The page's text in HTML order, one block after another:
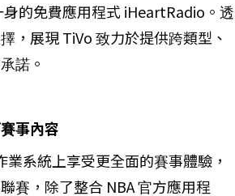
的免費應用程式 iHeartRadio。透
，展現 TiVo 致力於提供跨類型、
諾。
事內容
業系統上享受更全面的賽事體驗，
賽，除了整合 NBA 官方應用程